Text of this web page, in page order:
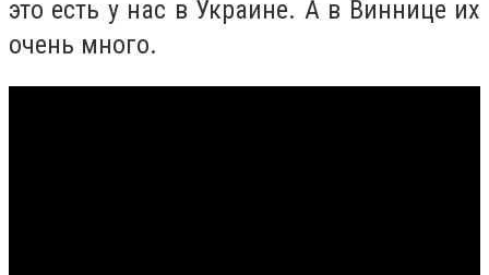
это есть у нас в Украине. А в Виннице их
очень много.